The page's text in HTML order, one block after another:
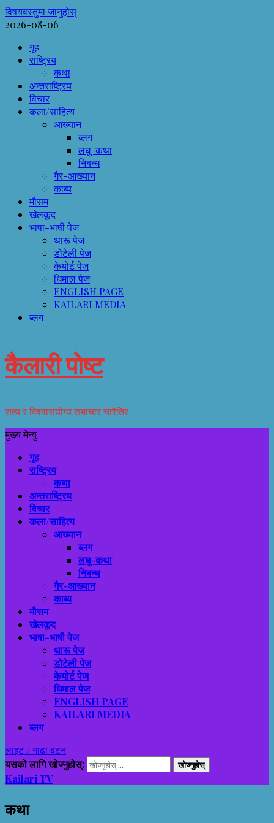
विषयवस्तुमा जानुहोस्
2026-08-06
गृह
राष्ट्रिय
कथा
अन्तराष्ट्रिय
विचार
कला/साहित्य
आख्यान
ब्लग
लघु-कथा
निबन्ध
गैर-आख्यान
काब्य
मौसम
खेलकूद
भाषा-भाषी पेज
थारू पेज
डोटेली पेज
केयोर्ट पेज
धिमाल पेज
ENGLISH PAGE
KAILARI MEDIA
ब्लग
कैलारी पोष्ट
सत्य र विश्वासयोग्य समाचार चारैतिर
मुख्य मेन्यु
गृह
राष्ट्रिय
कथा
अन्तराष्ट्रिय
विचार
कला/साहित्य
आख्यान
ब्लग
लघु-कथा
निबन्ध
गैर-आख्यान
काब्य
मौसम
खेलकूद
भाषा-भाषी पेज
थारू पेज
डोटेली पेज
केयोर्ट पेज
धिमाल पेज
ENGLISH PAGE
KAILARI MEDIA
ब्लग
लाइट / गाढा बटन
यसको लागि खोज्नुहोस्:
Kailari TV
कथा